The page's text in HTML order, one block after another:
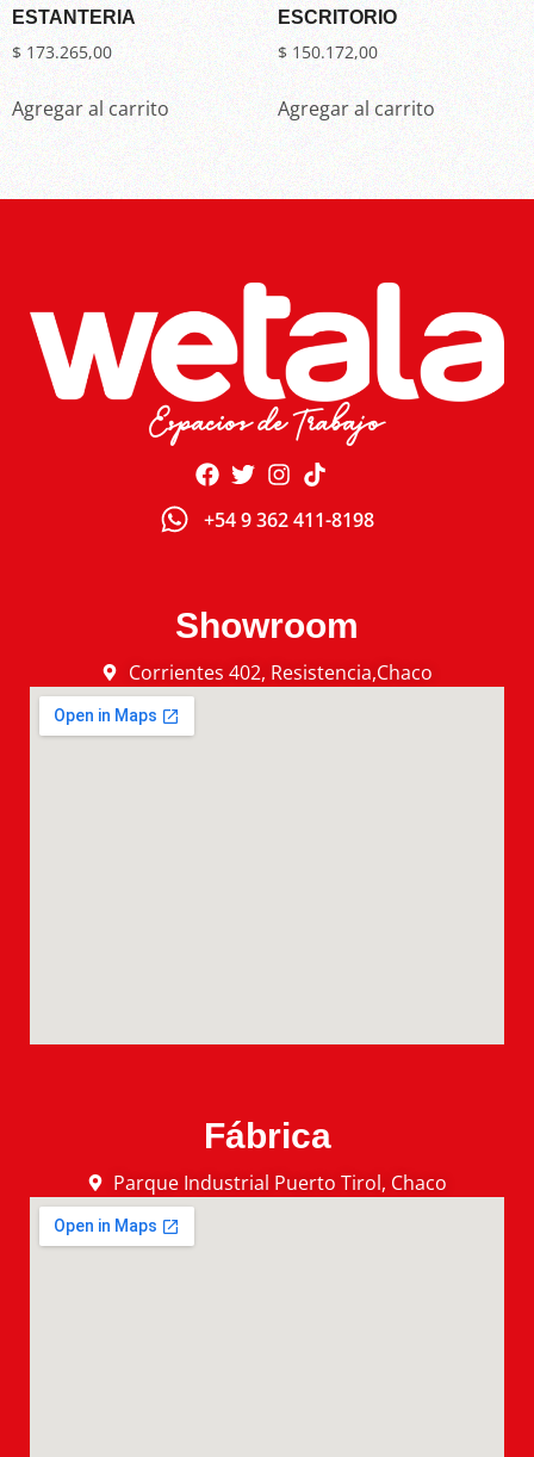
ESTANTERIA
$173.265,00
Agregar al carrito
ESCRITORIO
$ 150.172,00
Agregar al carrito
Espacios de Trabajo
+54 9 362 411-8198
Showroom
Corrientes 402, Resistencia,Chaco
Fábrica
Parque Industrial Puerto Tirol, Chaco